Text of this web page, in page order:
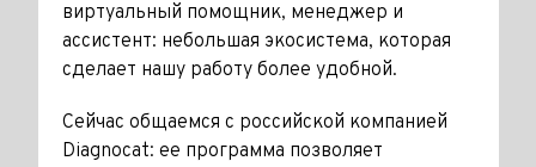
виртуальный помощник, менеджер и
ассистент: небольшая экосистема, которая
сде­лает нашу работу более удобной.
Сейчас общаемся с российской компанией
Diagnocat: ее программа позволяет